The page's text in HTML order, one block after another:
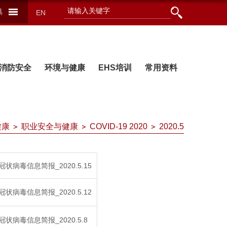
EN
防安全 环境与健康 EHS培训 常用资料
康 职业安全与健康 COVID-19 2020 2020.5
状病毒信息简报_2020.5.15
状病毒信息简报_2020.5.12
状病毒信息简报_2020.5.8